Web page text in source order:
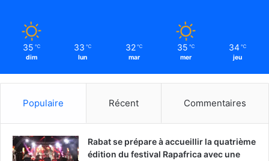
35 ℃
dim
33 ℃
lun
32 ℃
mar
35 ℃
mer
34 ℃
jeu
Populaire Récent Commentaires
Rabat se prépare à accueillir la quatrième
édition du festival Rapafrica avec une